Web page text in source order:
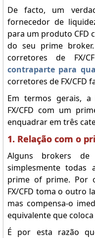
De facto, um
fornecedor de
para um produto CFD
do seu prime
corretores de FX/
contraparte para
corretores de FX/CFD
Em termos gerais,
FX/CFD com um
enquadrar em três
1. Relação com o
Alguns brokers de
simplesmente todas
prime of prime. Por
FX/CFD toma o outro
mas compensa-o
equivalente que
É por esta razão